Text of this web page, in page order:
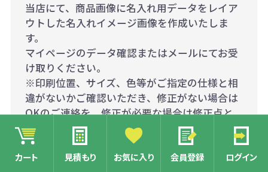
カート 見積もり お気に入り 会員登録 ログイン
当店にて、商品画像に名入れ用データをレイア
ウトした名入れイメージ画像を作成いたしま
す。
マイページのデータ確認またはメールにてお受
け取りください。
※印刷位置、サイズ、色等がご指定の仕様と相
違がないかご確認いただき、修正がない場合は
OKのご連絡を、修正が必要な場合は修正点と
合わせてメールにてご返信ください。
※修正有の場合は、再度名入れイメージ画像の
修正をいたします。